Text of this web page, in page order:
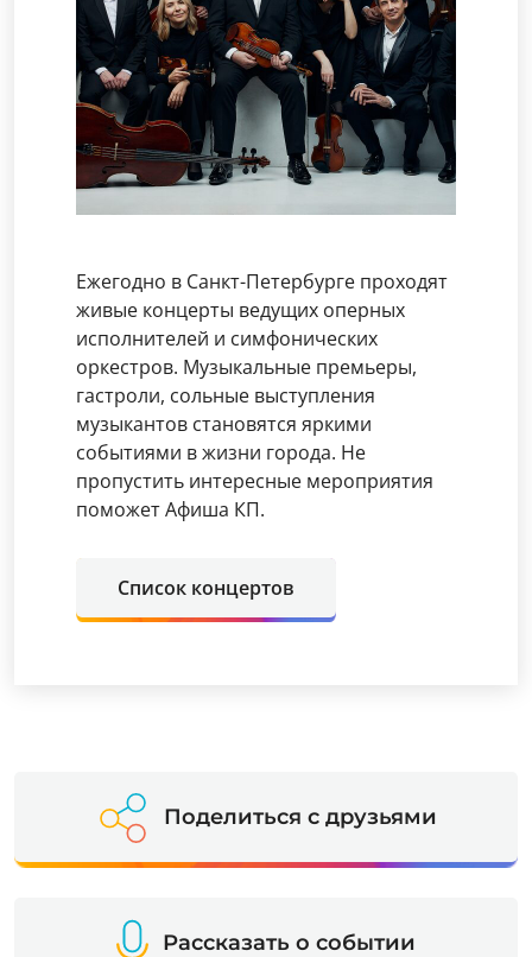
Ежегодно в Санкт-Петербурге проходят
живые концерты ведущих оперных
исполнителей и симфонических
оркестров. Музыкальные премьеры,
гастроли, сольные выступления
музыкантов становятся яркими
событиями в жизни города. Не
пропустить интересные мероприятия
поможет Афиша КП.
Список концертов
Поделиться с друзьями
Рассказать о событии